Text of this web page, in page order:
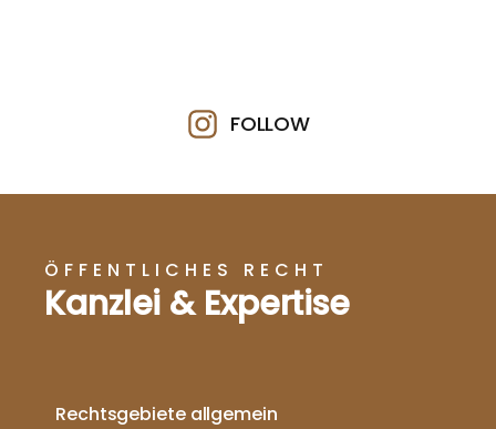
FOLLOW
ÖFFENTLICHES RECHT
Kanzlei & Expertise
Rechtsgebiete allgemein